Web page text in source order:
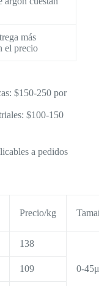
más
el precio
$150-250 por
$100-150
a pedidos
Precio/kg
138
0-
109